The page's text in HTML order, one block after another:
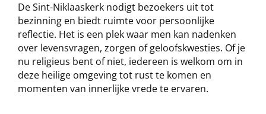
De Sint-Niklaaskerk nodigt bezoekers uit tot
bezinning en biedt ruimte voor persoonlijke
reflectie. Het is een plek waar men kan nadenken
over levensvragen, zorgen of geloofskwesties. Of je
nu religieus bent of niet, iedereen is welkom om in
deze heilige omgeving tot rust te komen en
momenten van innerlijke vrede te ervaren.